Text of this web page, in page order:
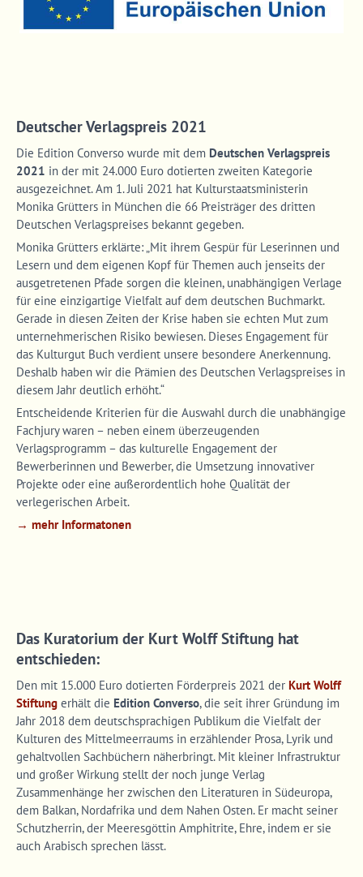
Deutscher Verlagspreis 2021
Die Edition Converso wurde mit dem Deutschen Verlagspreis
2021 in der mit 24.000 Euro dotierten zweiten Kategorie
ausgezeichnet. Am 1. Juli 2021 hat Kulturstaatsministerin
Monika Grütters in München die 66 Preisträger des dritten
Deutschen Verlagspreises bekannt gegeben.
Monika Grütters erklärte: „Mit ihrem Gespür für Leserinnen und
Lesern und dem eigenen Kopf für Themen auch jenseits der
ausgetretenen Pfade sorgen die kleinen, unabhängigen Verlage
für eine einzigartige Vielfalt auf dem deutschen Buchmarkt.
Gerade in diesen Zeiten der Krise haben sie echten Mut zum
unternehmerischen Risiko bewiesen. Dieses Engagement für
das Kulturgut Buch verdient unsere besondere Anerkennung.
Deshalb haben wir die Prämien des Deutschen Verlagspreises in
diesem Jahr deutlich erhöht.“
Entscheidende Kriterien für die Auswahl durch die unabhängige
Fachjury waren – neben einem überzeugenden
Verlagsprogramm – das kulturelle Engagement der
Bewerberinnen und Bewerber, die Umsetzung innovativer
Projekte oder eine außerordentlich hohe Qualität der
verlegerischen Arbeit.
→ mehr Informatonen
Das Kuratorium der Kurt Wolff Stiftung hat
entschieden:
Den mit 15.000 Euro dotierten Förderpreis 2021 der Kurt Wolff
Stiftung erhält die Edition Converso, die seit ihrer Gründung im
Jahr 2018 dem deutschsprachigen Publikum die Vielfalt der
Kulturen des Mittelmeerraums in erzählender Prosa, Lyrik und
gehaltvollen Sachbüchern näherbringt. Mit kleiner Infrastruktur
und großer Wirkung stellt der noch junge Verlag
Zusammenhänge her zwischen den Literaturen in Südeuropa,
dem Balkan, Nordafrika und dem Nahen Osten. Er macht seiner
Schutzherrin, der Meeresgöttin Amphitrite, Ehre, indem er sie
auch Arabisch sprechen lässt.